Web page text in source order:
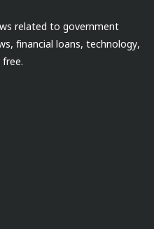
related to government
financial loans, technology,